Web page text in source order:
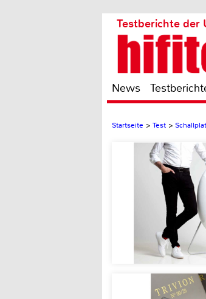
Testberichte der
News
Startseite > Test >